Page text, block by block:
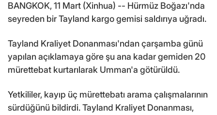
BANGKOK, 11 Mart (Xinhua) -- Hürmüz Boğazı'nda
seyreden bir Tayland kargo gemisi saldırıya uğradı.
Tayland Kraliyet Donanması'ndan çarşamba günü
yapılan açıklamaya göre şu ana kadar gemiden 20
mürettebat kurtarılarak Umman'a götürüldü.
Yetkililer, kayıp üç mürettebatı arama çalışmalarının
sürdüğünü bildirdi. Tayland Kraliyet Donanması,